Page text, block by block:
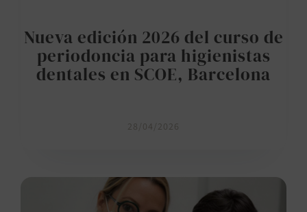
Nueva edición 2026 del curso de
periodoncia para higienistas
dentales en SCOE, Barcelona
28/04/2026